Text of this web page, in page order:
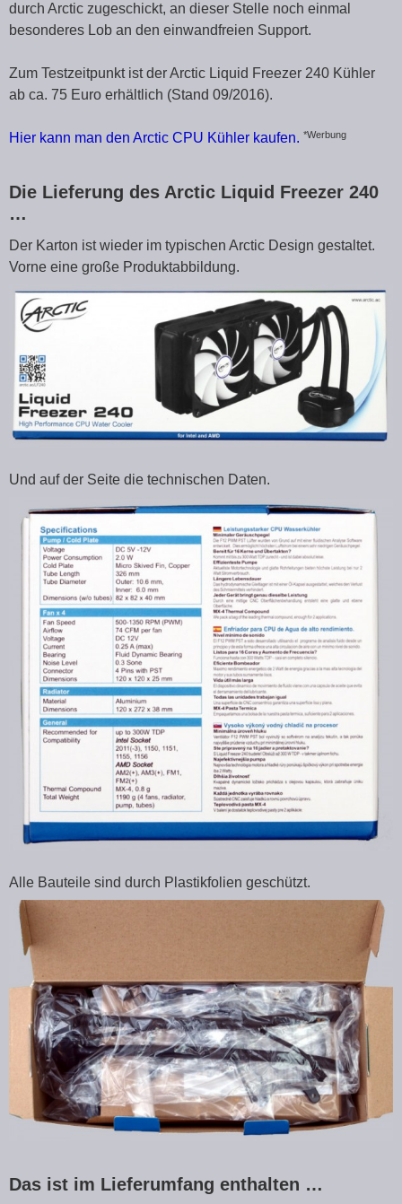
durch Arctic zugeschickt, an dieser Stelle noch einmal
besonderes Lob an den einwandfreien Support.
Zum Testzeitpunkt ist der Arctic Liquid Freezer 240 Kühler
ab ca. 75 Euro erhältlich (Stand 09/2016).
Hier kann man den Arctic CPU Kühler kaufen. *Werbung
Die Lieferung des Arctic Liquid Freezer 240
…
Der Karton ist wieder im typischen Arctic Design gestaltet.
Vorne eine große Produktabbildung.
Und auf der Seite die technischen Daten.
Alle Bauteile sind durch Plastikfolien geschützt.
Das ist im Lieferumfang enthalten …